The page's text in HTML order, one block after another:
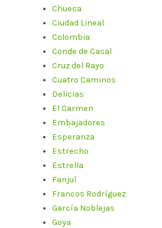
Chueca
Ciudad Lineal
Colombia
Conde de Casal
Cruz del Rayo
Cuatro Caminos
Delicias
El Carmen
Embajadores
Esperanza
Estrecho
Estrella
Fanjul
Francos Rodríguez
García Noblejas
Goya